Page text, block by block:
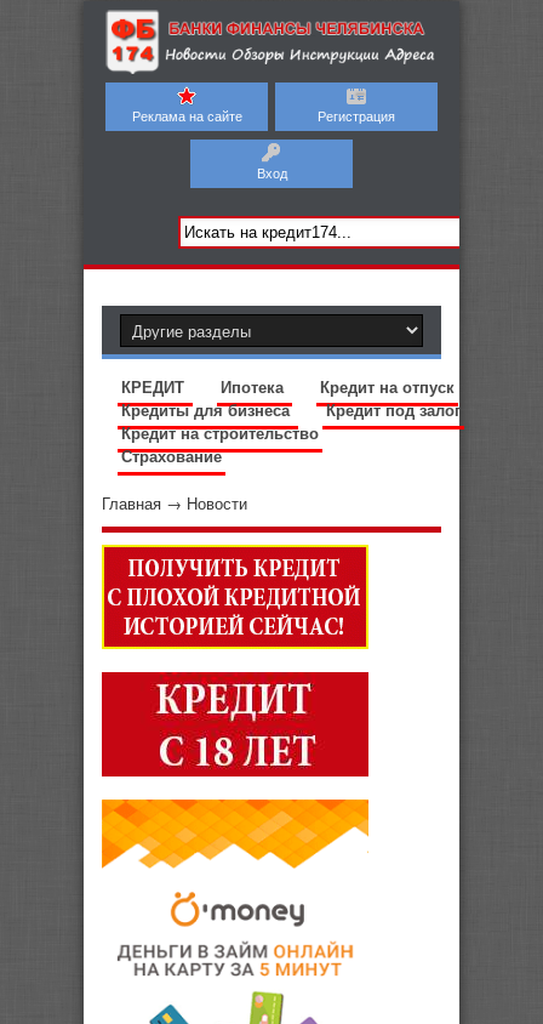
Реклама на сайте Регистрация
Вход
КРЕДИТ Ипотека
Кредит на отпуск
Кредиты для бизнеса
Кредит под залог
Кредит на строительство
Страхование
Главная → Новости